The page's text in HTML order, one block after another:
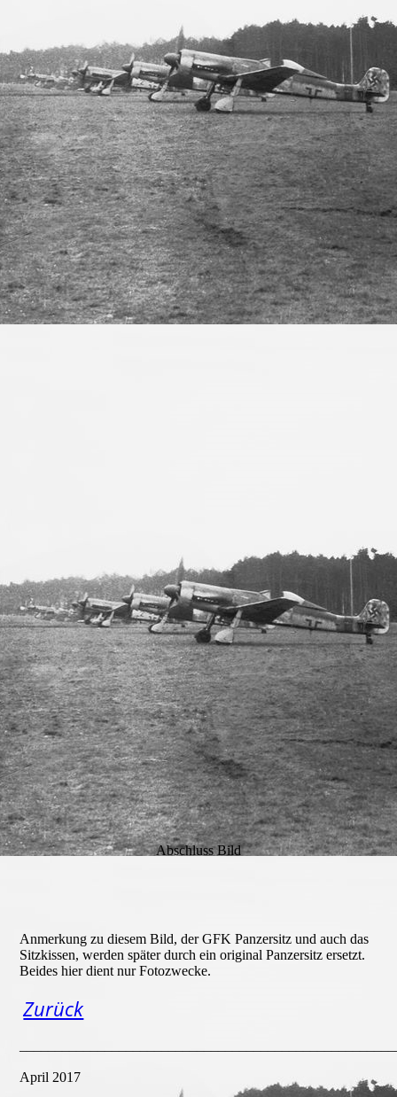
März 5
März 6
Abschluss Bild
Anmerkung zu diesem Bild, der GFK Panzersitz und auch das
Sitzkissen, werden später durch ein original Panzersitz ersetzt.
Beides hier dient nur Fotozwecke.
Zurück
April 2017